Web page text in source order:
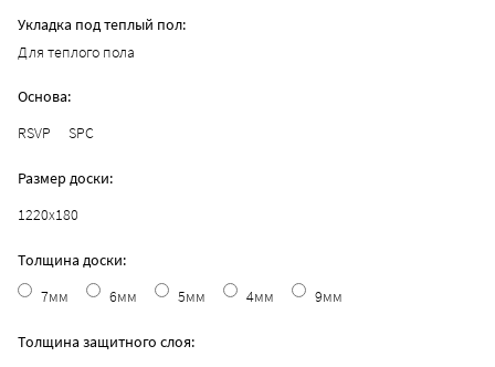
Основа:
RSVP
SPC
Размер доски:
1220х180
Толщина доски:
7мм
6мм 5мм 4мм 9мм
Толщина защитного слоя:
Укладка под теплый пол:
Для теплого пола